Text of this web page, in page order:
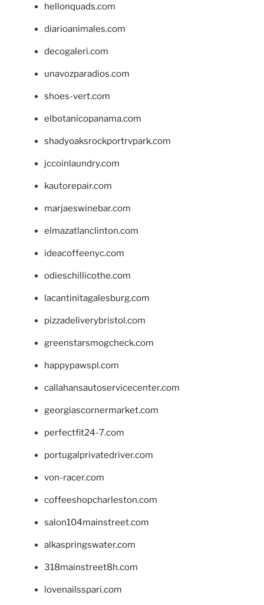
hellonquads.com
diarioanimales.com
decogaleri.com
unavozparadios.com
shoes-vert.com
elbotanicopanama.com
shadyoaksrockportrvpark.com
jccoinlaundry.com
kautorepair.com
marjaeswinebar.com
elmazatlanclinton.com
ideacoffeenyc.com
odieschillicothe.com
lacantinitagalesburg.com
pizzadeliverybristol.com
greenstarsmogcheck.com
happypawspl.com
callahansautoservicecenter.com
georgiascornermarket.com
perfectfit24-7.com
portugalprivatedriver.com
von-racer.com
coffeeshopcharleston.com
salon104mainstreet.com
alkaspringswater.com
318mainstreet8h.com
lovenailsspari.com